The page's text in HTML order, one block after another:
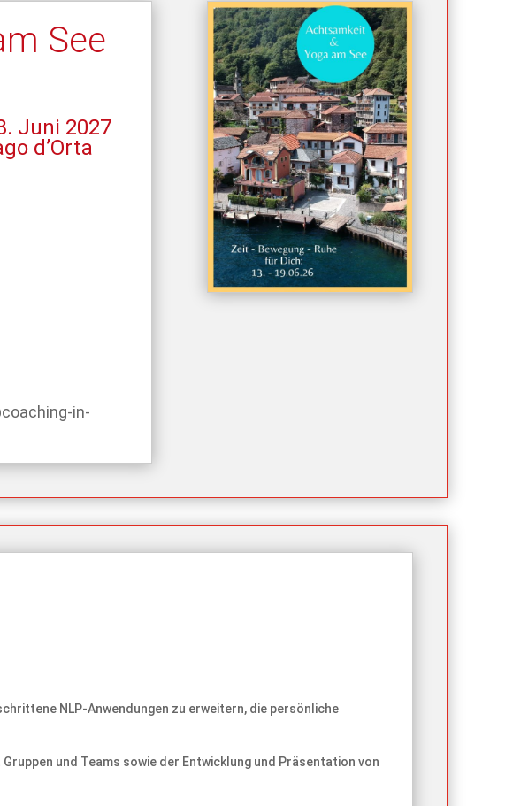
See
Juni 2027
d’Orta
in-
NLP-Anwendungen zu erweitern, die persönliche
und Teams sowie der Entwicklung und Präsentation von